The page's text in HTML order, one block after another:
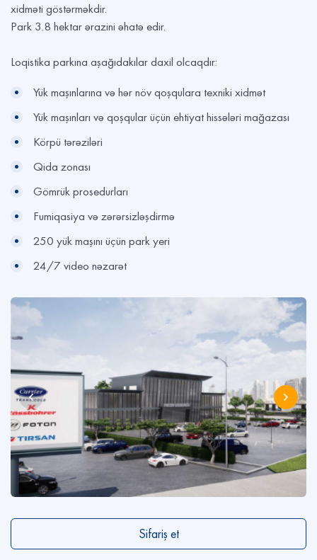
xidməti göstərməkdir.
Park 3.8 hektar ərazini əhatə edir.
Loqistika parkına aşağıdakılar daxil olcaqdır:
Yük maşınlarına və hər növ qoşqulara texniki xidmət
Yük maşınları və qoşqular üçün ehtiyat hissələri mağazası
Körpü tərəziləri
Qida zonası
Gömrük prosedurları
Fumiqasiya və zərərsizləşdirmə
250 yük maşını üçün park yeri
24/7 video nəzarət
Sifariş et